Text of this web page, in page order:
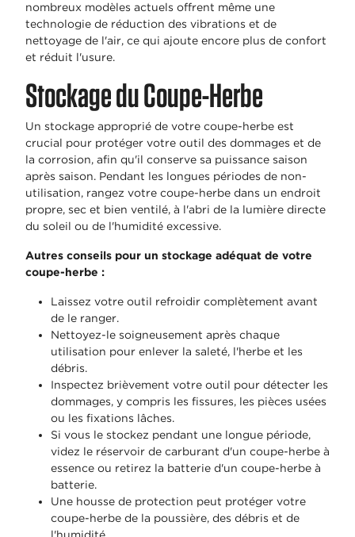
nombreux modèles actuels offrent même une
technologie de réduction des vibrations et de
nettoyage de l'air, ce qui ajoute encore plus de confort
et réduit l'usure.
Stockage du Coupe-Herbe
Un stockage approprié de votre coupe-herbe est
crucial pour protéger votre outil des dommages et de
la corrosion, afin qu'il conserve sa puissance saison
après saison. Pendant les longues périodes de non-
utilisation, rangez votre coupe-herbe dans un endroit
propre, sec et bien ventilé, à l'abri de la lumière directe
du soleil ou de l'humidité excessive.
Autres conseils pour un stockage adéquat de votre
coupe-herbe :
Laissez votre outil refroidir complètement avant
de le ranger.
Nettoyez-le soigneusement après chaque
utilisation pour enlever la saleté, l'herbe et les
débris.
Inspectez brièvement votre outil pour détecter les
dommages, y compris les fissures, les pièces usées
ou les fixations lâches.
Si vous le stockez pendant une longue période,
videz le réservoir de carburant d'un coupe-herbe à
essence ou retirez la batterie d'un coupe-herbe à
batterie.
Une housse de protection peut protéger votre
coupe-herbe de la poussière, des débris et de